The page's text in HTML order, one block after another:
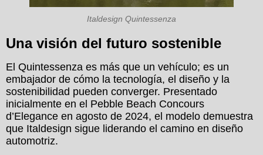
Italdesign Quintessenza
Una visión del futuro sostenible
El Quintessenza es más que un vehículo; es un
embajador de cómo la tecnología, el diseño y la
sostenibilidad pueden converger. Presentado
inicialmente en el Pebble Beach Concours
d’Elegance en agosto de 2024, el modelo demuestra
que Italdesign sigue liderando el camino en diseño
automotriz.